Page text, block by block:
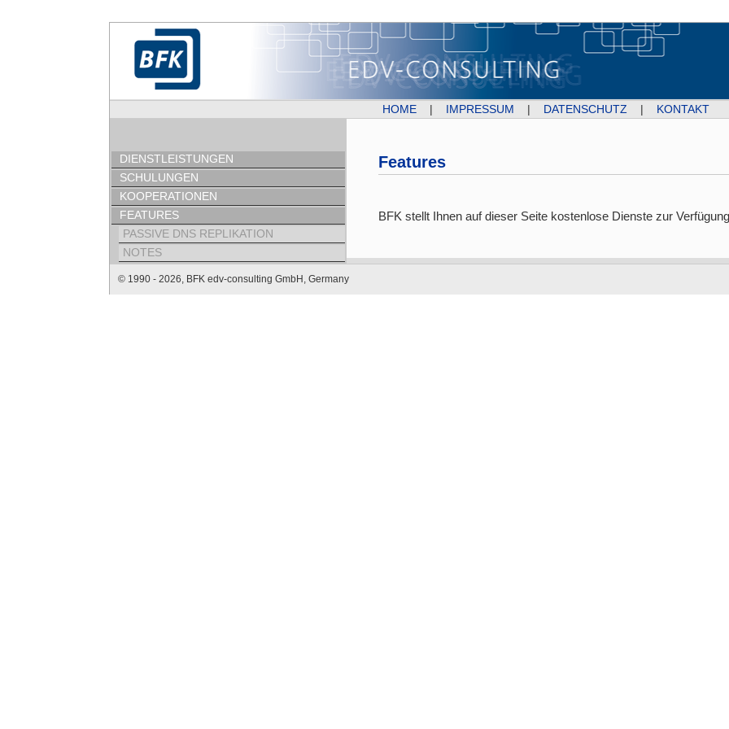
HOME | IMPRESSUM | DATENSCHUTZ | KONTAKT
Features
BFK stellt Ihnen auf dieser Seite kostenlose Dienste zur
DIENSTLEISTUNGEN
SCHULUNGEN
KOOPERATIONEN
FEATURES
PASSIVE DNS REPLIKATION
NOTES
© 1990 - 2026, BFK edv-consulting GmbH, Germany